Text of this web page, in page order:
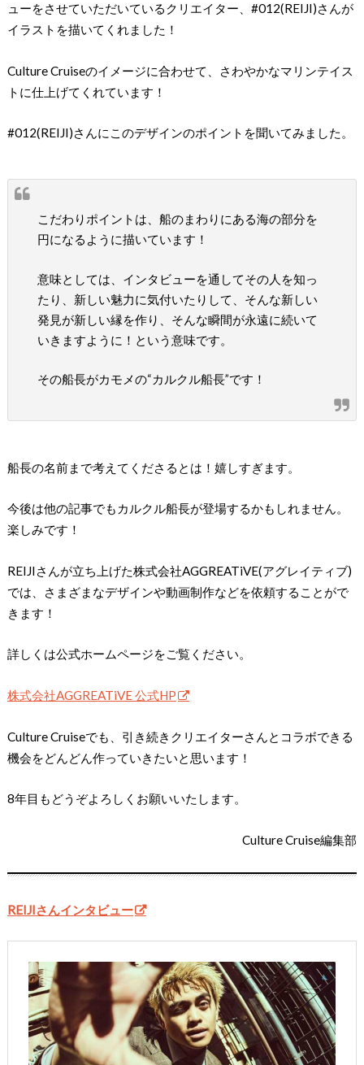
ューをさせていただいているクリエイター、#012(REIJI)さんが
イラストを描いてくれました！
Culture Cruiseのイメージに合わせて、さわやかなマリンテイス
トに仕上げてくれています！
#012(REIJI)さんにこのデザインのポイントを聞いてみました。
こだわりポイントは、船のまわりにある海の部分を
円になるように描いています！
意味としては、インタビューを通してその人を知っ
たり、新しい魅力に気付いたりして、そんな新しい
発見が新しい縁を作り、そんな瞬間が永遠に続いて
いきますように！という意味です。
その船長がカモメの“カルクル船長”です！
船長の名前まで考えてくださるとは！嬉しすぎます。
今後は他の記事でもカルクル船長が登場するかもしれません。
楽しみです！
REIJIさんが立ち上げた株式会社AGGREATiVE(アグレイティブ)
では、さまざまなデザインや動画制作などを依頼することがで
きます！
詳しくは公式ホームページをご覧ください。
株式会社AGGREATiVE 公式HP
Culture Cruiseでも、引き続きクリエイターさんとコラボできる
機会をどんどん作っていきたいと思います！
8年目もどうぞよろしくお願いいたします。
Culture Cruise編集部
REIJIさんインタビュー